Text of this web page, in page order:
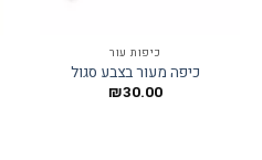
כיפות עור
כיפה מעור בצבע סגול
₪30.00